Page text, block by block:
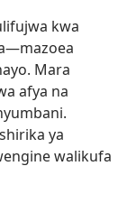
kwa
Mara
afya na
ya
walikufa